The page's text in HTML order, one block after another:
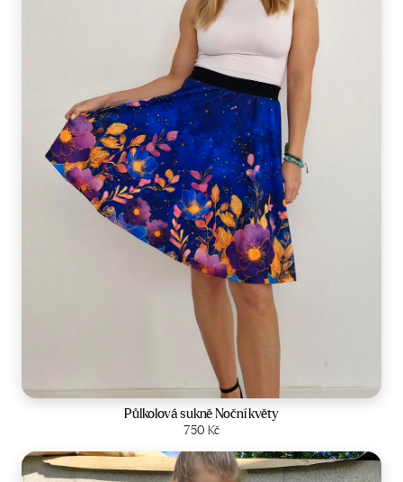
34-42
Půlkolová sukně Noční květy
750 Kč
Zobrazit produkt